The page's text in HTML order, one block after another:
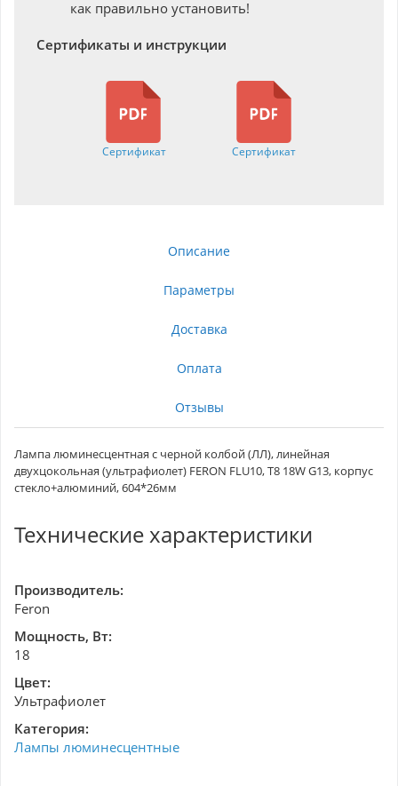
как правильно установить!
Сертификаты и инструкции
Сертификат Сертификат
Описание
Параметры
Доставка
Оплата
Отзывы
Лампа люминесцентная с черной колбой (ЛЛ), линейная
двухцокольная (ультрафиолет) FERON FLU10, T8 18W G13, корпус
стекло+алюминий, 604*26мм
Технические характеристики
Производитель:
Feron
Мощность, Вт:
18
Цвет:
Ультрафиолет
Категория:
Лампы люминесцентные